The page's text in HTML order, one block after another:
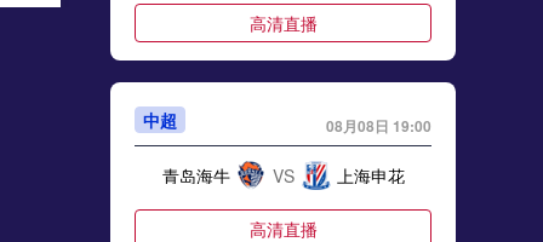
高清直播
中超 08月08日 19:00
青岛海牛 VS 上海申花
高清直播